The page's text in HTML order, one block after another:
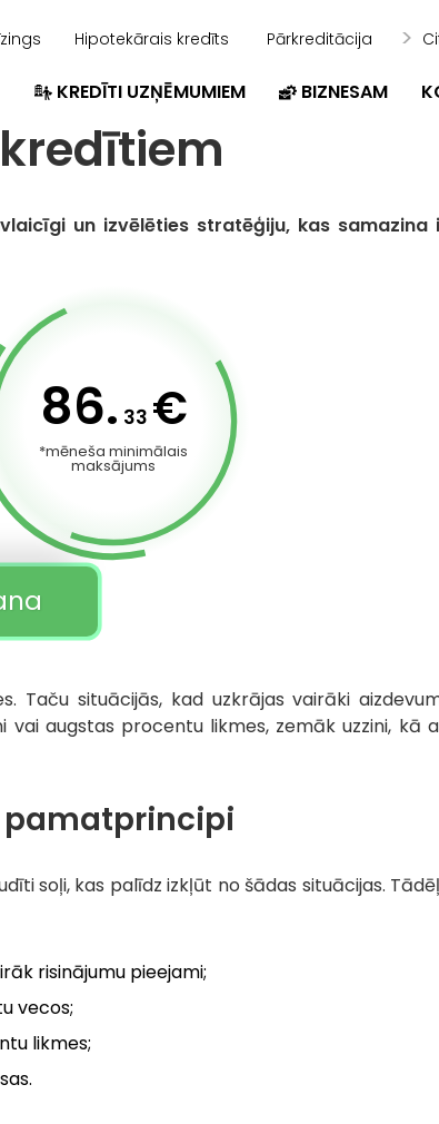
Hipotekārais kredīts Pārkreditācija
KREDĪTI UZŅĒMUMIEM BIZNESAM
un izvēlēties stratēģiju, kas samazina
86. 33 €
*mēneša minimālais
maksājums
situācijās, kad uzkrājas vairāki
augstas procentu likmes, zemāk uzzini, kā
soļi, kas palīdz izkļūt no šādas situācijas.
risinājumu pieejami;
vecos;
likmes;